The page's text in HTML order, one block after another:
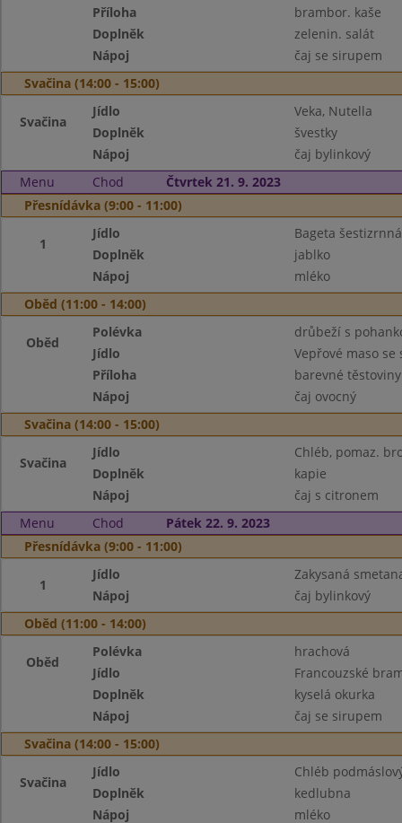
Příloha
brambor. kaše
Doplněk
zelenin. salát
Nápoj
čaj se sirupem
Svačina (14:00 - 15:00)
Svačina
Jídlo
Veka, Nutella
Doplněk
švestky
Nápoj
čaj bylinkový
Menu
Chod
Čtvrtek 21. 9. 2023
Přesnídávka (9:00 - 11:00)
1
Jídlo
Bageta
Doplněk
jablko
Nápoj
mléko
Oběd (11:00 - 14:00)
Oběd
Polévka
drůbeží s
Jídlo
Vepřové maso se
Příloha
barevné těstoviny
Nápoj
čaj ovocný
Svačina (14:00 - 15:00)
Svačina
Jídlo
Chléb, pomaz.
Doplněk
kapie
Nápoj
čaj s citronem
Menu
Chod
Pátek 22. 9. 2023
Přesnídávka (9:00 - 11:00)
1
Jídlo
Zakysaná
Nápoj
čaj bylinkový
Oběd (11:00 - 14:00)
Oběd
Polévka
hrachová
Jídlo
Francouzské
Doplněk
kyselá okurka
Nápoj
čaj se sirupem
Svačina (14:00 - 15:00)
Svačina
Jídlo
Chléb
Doplněk
kedlubna
Nápoj
mléko